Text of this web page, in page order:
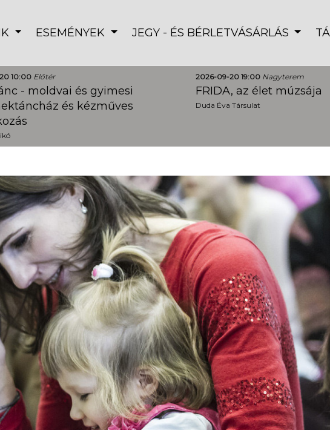
ESEMÉNYEK JEGY - ÉS BÉRLETVÁSÁRLÁS
10:00 Előtér
- moldvai és gyimesi
és kézműves
2026-09-20 19:00 Nagyterem
FRIDA, az élet múzsája
Duda Éva Társulat